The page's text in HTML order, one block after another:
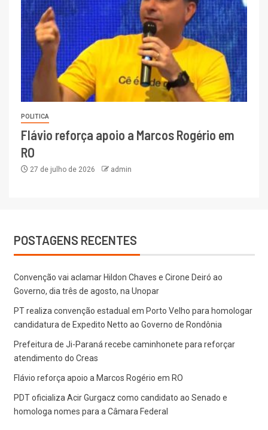
POLITICA
Flávio reforça apoio a Marcos Rogério em
RO
27 de julho de 2026 admin
POSTAGENS RECENTES
Convenção vai aclamar Hildon Chaves e Cirone Deiró ao
Governo, dia três de agosto, na Unopar
PT realiza convenção estadual em Porto Velho para homologar
candidatura de Expedito Netto ao Governo de Rondônia
Prefeitura de Ji-Paraná recebe caminhonete para reforçar
atendimento do Creas
Flávio reforça apoio a Marcos Rogério em RO
PDT oficializa Acir Gurgacz como candidato ao Senado e
homologa nomes para a Câmara Federal